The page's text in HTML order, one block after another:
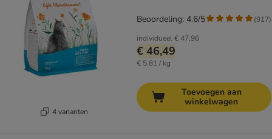
4 varianten
individueel€ 47,96
€ 46,49
€ 5,81 / kg
Beoordeling: 4.6/5 (917)
Toevoegen aan
winkelwagen